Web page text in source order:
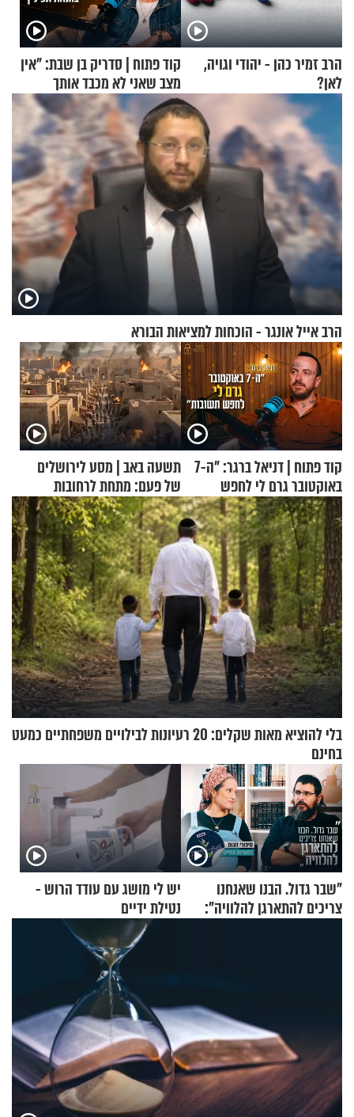
הרב זמיר כהן - יהודי וגויה,
לאן?
קוד פתוח | סדריק בן שבת: "אין
מצב שאני לא מכבד אותך
בבוקר בהנחת תפילין"
הרב אייל אונגר - הוכחות למציאות הבורא
קוד פתוח | דניאל ברגר: "ה-7
באוקטובר גרם לי לחפש
תשובות"
תשעה באב | מסע לירושלים
של פעם: מתחת לרחובות
ירושלים
בלי להוציא מאות שקלים: 20 רעיונות לבילויים משפחתיים כמעט
בחינם
"שבר גדול. הבנו שאנחנו
צריכים להתארגן להלוויה":
יש לי מושג עם עודד הרוש -
נטילת ידיים